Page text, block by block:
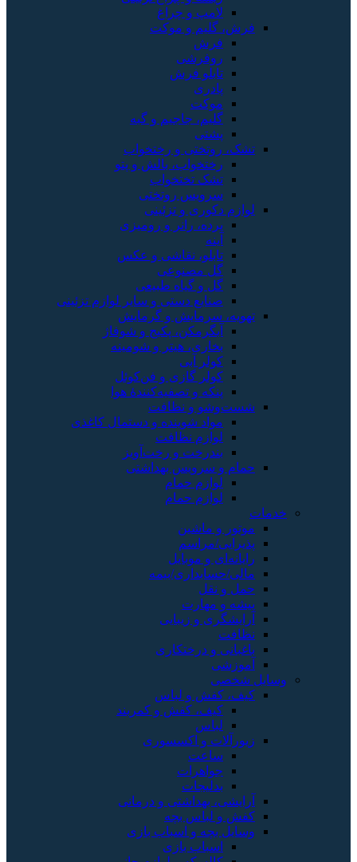
لامپ و چراغ
فرش، گلیم و موکت
فرش
روفرشی
تابلو فرش
پادری
موکت
گلیم، جاجیم و گبه
پشتی
تشک، روتختی و رختخواب
رختخواب، بالش و پتو
تشک تختخواب
سرویس روتختی
لوازم دکوری و تزئینی
پرده، رانر و رومیزی
آینه
تابلو، نقاشی و عکس
گل مصنوعی
گل و گیاه طبیعی
صنایع دستی و سایر لوازم تزئینی
تهویه، سرمایش و گرمایش
آبگرمکن، پکیج و شوفاژ
بخاری، هیتر و شومینه
کولر آبی
کولر گازی و فن‌کوئل
پنکه و تصفیه‌کنندهٔ هوا
شست‌وشو و نظافت
مواد شوینده و دستمال کاغذی
لوازم نظافت
بندرخت و رخت‌آویز
حمام و سرویس بهداشتی
لوازم حمام
لوازم حمام
خدمات
موتور و ماشین
پذیرایی/مراسم
رایانه‌ای و موبایل
مالی/حسابداری/بیمه
حمل و نقل
پیشه و مهارت
آرایشگری و زیبایی
نظافت
باغبانی و درختکاری
آموزشی
وسایل شخصی
کیف، کفش و لباس
کیف، کفش و کمربند
لباس
زیورآلات و اکسسوری
ساعت
جواهرات
بدلیجات
آرایشی، بهداشتی و درمانی
کفش و لباس بچه
وسایل بچه و اسباب بازی
اسباب بازی